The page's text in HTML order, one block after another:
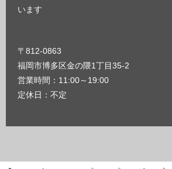
います
〒812-0863
福岡市博多区金の隈1丁目35-2
営業時間：11:00～19:00
定休日：不定